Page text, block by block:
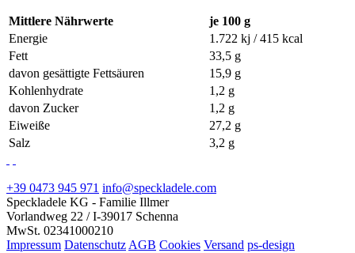
Mittlere Nährwerte
je 100 g
Energie
1.722 kj / 415 kcal
Fett
33,5 g
davon gesättigte Fettsäuren
15,9 g
Kohlenhydrate
1,2 g
davon Zucker
1,2 g
Eiweiße
27,2 g
Salz
3,2 g
+39 0473 945 971 info@speckladele.com
Speckladele KG - Familie Illmer
Vorlandweg 22 / I-39017 Schenna
MwSt. 02341000210
Impressum Datenschutz AGB Cookies Versand ps-design